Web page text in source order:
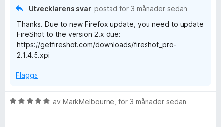
Utvecklarens svar postad för 3 månader sedan
Thanks. Due to new Firefox update, you need to update
FireShot to the version 2.x due:
https://getfireshot.com/downloads/fireshot_pro-
2.1.4.5.xpi
Flagga
B
av MarkMelbourne för 3 månader sedan